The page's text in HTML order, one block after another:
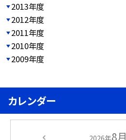
2013年度
2012年度
2011年度
2010年度
2009年度
カレンダー
8月